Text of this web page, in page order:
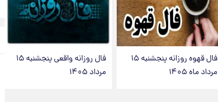
فال قهوه روزانه پنجشنبه ۱۵
مرداد ماه ۱۴۰۵
فال روزانه واقعی پنجشنبه ۱۵
مرداد ۱۴۰۵